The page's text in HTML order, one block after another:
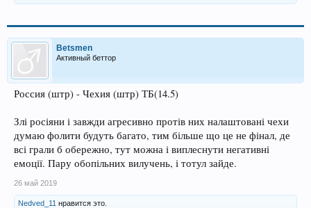
Betsmen
Активный беттор
Россия (штр) - Чехия (штр) ТБ(14.5)
Злі росіяни і завжди агресивно протів них налаштовані чехи
думаю фолити будуть багато, тим більше що це не фінал, де
всі грали б обережно, тут можна і виплеснути негативні
емоції. Пару обопільних вилучень, і тотул зайде.
26 май 2019
Nedved_11 нравится это.